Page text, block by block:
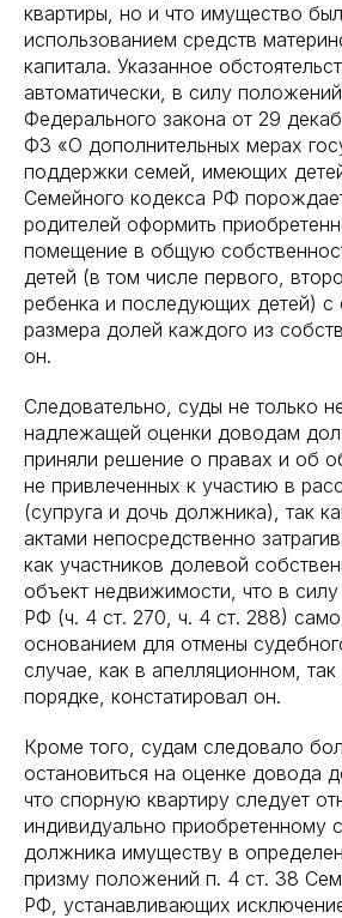
квартиры, но и что имущество
использованием средств
капитала. Указанное
автоматически, в силу положений
Федерального закона от 29
ФЗ «О дополнительных мерах
поддержки семей, имеющих
Семейного кодекса РФ
родителей оформить
помещение в общую
детей (в том числе первого,
ребенка и последующих детей) с
размера долей каждого из
он.
Следовательно, суды не только
надлежащей оценки доводам
приняли решение о правах и об
не привлеченных к участию в
(супруга и дочь должника), так
актами непосредственно
как участников долевой
объект недвижимости, что в
РФ (ч. 4 ст. 270, ч. 4 ст. 288)
основанием для отмены
случае, как в апелляционном,
порядке, констатировал он.
Кроме того, судам следовало
остановиться на оценке довода
что спорную квартиру следует
индивидуально приобретенному
должника имуществу в
призму положений п. 4 ст. 38
РФ, устанавливающих